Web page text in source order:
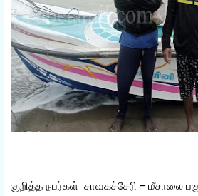
குறித்த நபர்கள் சாவகச்சேரி - மீசாலை